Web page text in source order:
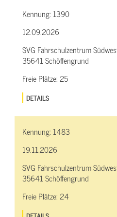
Kennung: 1390
12.09.2026
SVG Fahrschulzentrum
35641 Schöffengrund
Freie Plätze:25
DETAILS
Kennung: 1483
19.11.2026
SVG Fahrschulzentrum
35641 Schöffengrund
Freie Plätze:24